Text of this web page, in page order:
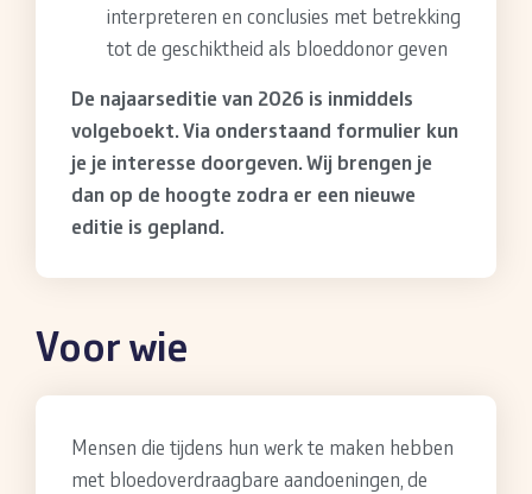
interpreteren en conclusies met betrekking
tot de geschiktheid als bloeddonor geven
De najaarseditie van 2026 is inmiddels
volgeboekt. Via onderstaand formulier kun
je je interesse doorgeven. Wij brengen je
dan op de hoogte zodra er een nieuwe
editie is gepland.
Voor wie
Mensen die tijdens hun werk te maken hebben
met bloedoverdraagbare aandoeningen, de